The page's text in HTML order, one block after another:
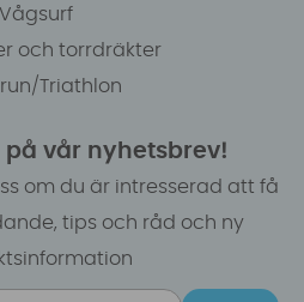
Vågsurf
och torrdräkter
Triathlon
på vår nyhetsbrev!
om du är intresserad att få
tips och råd och ny